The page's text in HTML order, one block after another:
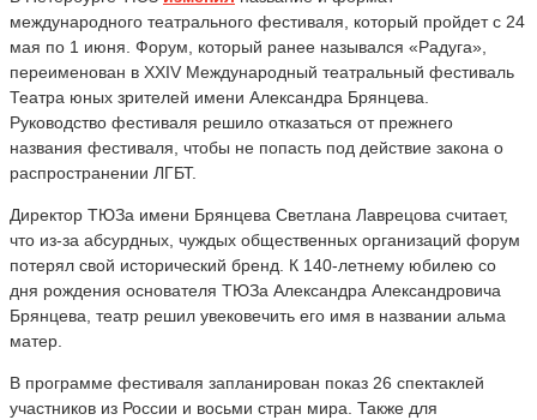
международного театрального фестиваля, который пройдет с 24
мая по 1 июня. Форум, который ранее назывался «Радуга»,
переименован в XXIV Международный театральный фестиваль
Театра юных зрителей имени Александра Брянцева.
Руководство фестиваля решило отказаться от прежнего
названия фестиваля, чтобы не попасть под действие закона о
распространении ЛГБТ.
Директор ТЮЗа имени Брянцева Светлана Лаврецова считает,
что из-за абсурдных, чуждых общественных организаций форум
потерял свой исторический бренд. К 140-летнему юбилею со
дня рождения основателя ТЮЗа Александра Александровича
Брянцева, театр решил увековечить его имя в названии альма
матер.
В программе фестиваля запланирован показ 26 спектаклей
участников из России и восьми стран мира. Также для